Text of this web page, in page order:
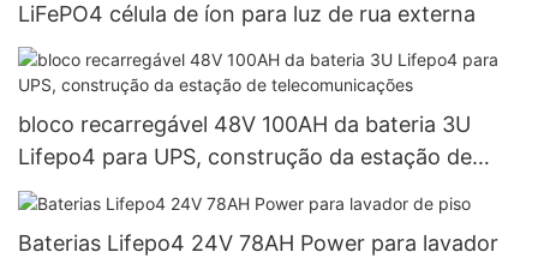
LiFePO4 célula de íon para luz de rua externa
bloco recarregável 48V 100AH ​​da bateria 3U
Lifepo4 para UPS, construção da estação de
telecomunicações
Baterias Lifepo4 24V 78AH Power para lavador